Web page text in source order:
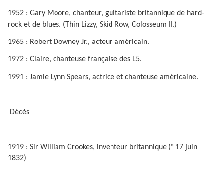
1952 : Gary Moore, chanteur, guitariste britannique de hard-
rock et de blues. (Thin Lizzy, Skid Row, Colosseum II.)
1965 : Robert Downey Jr., acteur américain.
1972 : Claire, chanteuse française des L5.
1991 : Jamie Lynn Spears, actrice et chanteuse américaine.
Décès
1919 : Sir William Crookes, inventeur britannique (° 17 juin
1832)